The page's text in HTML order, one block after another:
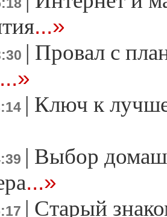
...»
| Провал с
...»
| Ключ к
| Выбор
...»
| Старый